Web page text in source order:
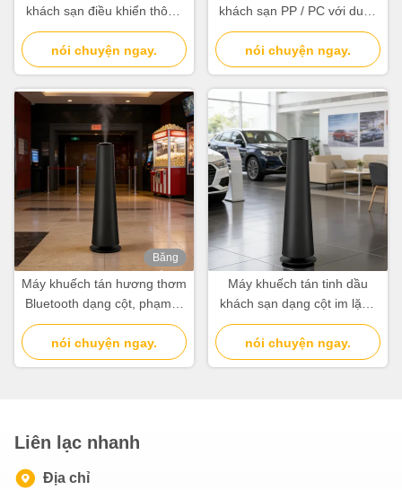
khách sạn điều khiển thông
minh không dây với công
nghệ hai chất lỏng
nói chuyện ngay.
khách sạn PP / PC với dung
lượng dầu thiết yếu 180ml
nói chuyện ngay.
Băng
Máy khuếch tán hương thơm
Bluetooth dạng cột, phạm vi
phủ sóng 3000m3, máy
khuếch tán không khí khách
sạn 500ml
nói chuyện ngay.
Máy khuếch tán tinh dầu
khách sạn dạng cột im lặng
3000cbm 500ml Máy khuếch
tán tinh dầu thương mại
nói chuyện ngay.
Liên lạc nhanh
Địa chỉ